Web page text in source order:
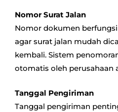
Nomor Surat Jalan
Nomor dokumen
agar surat jalan mudah
kembali. Sistem
otomatis oleh perusahaan
Tanggal Pengiriman
Tanggal pengiriman